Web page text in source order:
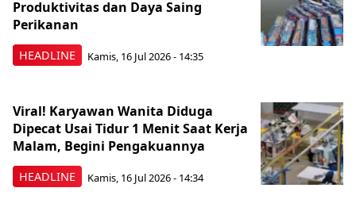
HEADLINE
Produktivitas dan Daya Saing
Perikanan
Kamis, 16 Jul 2026 - 14:35
HEADLINE
Viral! Karyawan Wanita Diduga
Dipecat Usai Tidur 1 Menit Saat Kerja
Malam, Begini Pengakuannya
Kamis, 16 Jul 2026 - 14:34